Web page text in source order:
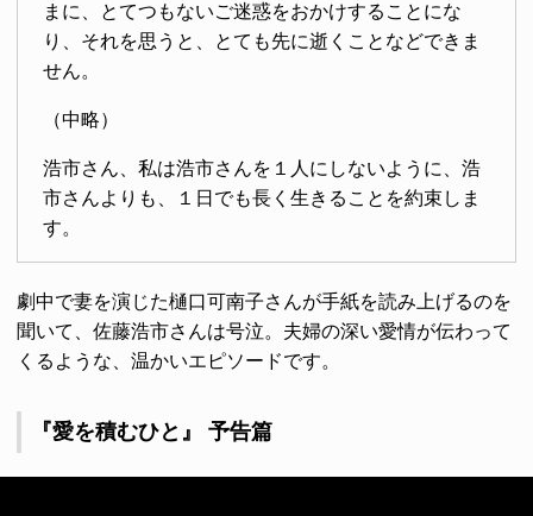
まに、とてつもないご迷惑をおかけすることにな
り、それを思うと、とても先に逝くことなどできま
せん。
（中略）
浩市さん、私は浩市さんを１人にしないように、浩
市さんよりも、１日でも長く生きることを約束しま
す。
劇中で妻を演じた樋口可南子さんが手紙を読み上げるのを
聞いて、佐藤浩市さんは号泣。夫婦の深い愛情が伝わって
くるような、温かいエピソードです。
『愛を積むひと』 予告篇